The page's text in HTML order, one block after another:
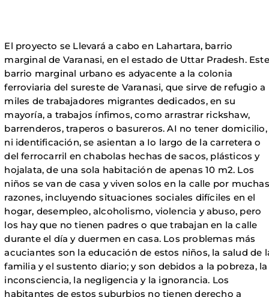
El proyecto se Llevará a cabo en Lahartara, barrio
marginal de Varanasi, en el estado de Uttar Pradesh. Este
barrio marginal urbano es adyacente a la colonia
ferroviaria del sureste de Varanasi, que sirve de refugio a
miles de trabajadores migrantes dedicados, en su
mayoría, a trabajos ínfimos, como arrastrar rickshaw,
barrenderos, traperos o basureros. AI no tener domicilio,
ni identificación, se asientan a Io largo de la carretera o
del ferrocarril en chabolas hechas de sacos, plásticos y
hojalata, de una sola habitación de apenas 10 m2. Los
niños se van de casa y viven solos en la calle por muchas
razones, incluyendo situaciones sociales difíciles en el
hogar, desempleo, alcoholismo, violencia y abuso, pero
los hay que no tienen padres o que trabajan en la calle
durante el día y duermen en casa. Los problemas más
acuciantes son la educación de estos niños, la salud de
familia y el sustento diario; y son debidos a la pobreza, la
inconsciencia, la negligencia y la ignorancia. Los
habitantes de estos suburbios no tienen derecho a